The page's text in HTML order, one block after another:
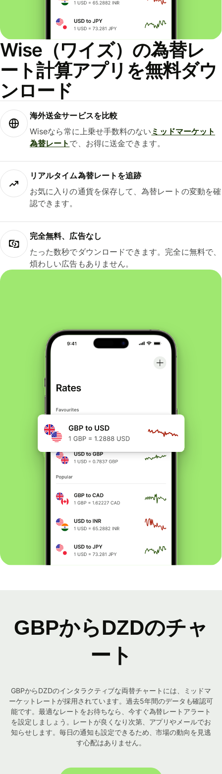
Wise（ワイズ）の為替レ
ート計算アプリを無料ダウ
ンロード
海外送金サービスを比較
Wiseなら常に上乗せ手数料のない ミッドマーケット
為替レート で、お得に送金できます。
リアルタイム為替レートを追跡
お気に入りの通貨を保存して、為替レートの変動を確
認できます。
完全無料、広告なし
たった数秒でダウンロードできます。完全に無料で、
煩わしい広告もありません。
GBPからDZDのチャ
ート
GBPからDZDのインタラクティブな両替チャートには、ミッドマ
ーケットレートが採用されています。過去5年間のデータも確認可
能です。最適なレートをお待ちなら、今すぐ為替レートアラート
を設定しましょう。レートが良くなり次第、アプリやメールでお
知らせします。毎日の通知も設定できるため、市場の動向を見逃
す心配はありません。